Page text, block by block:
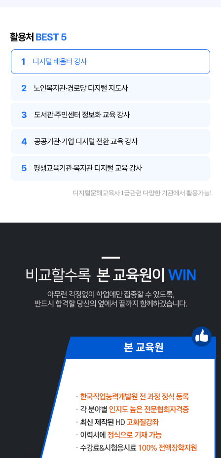
활용처 BEST 5
1 디지털 배움터 강사
2 노인복지관·경로당 디지털 지도사
3 도서관·주민센터 정보화 교육 강사
4 공공기관·기업 디지털 전환 교육 강사
5 평생교육기관·복지관 디지털 교육 강사
디지털문해교육사 1급관련 다양한 기관에서 활용가능!